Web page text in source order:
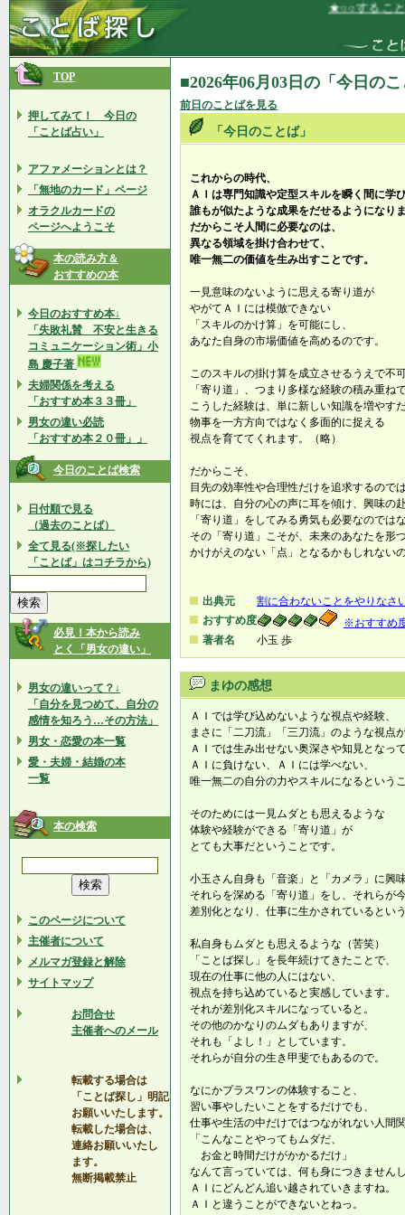
★○○すること
TOP
押してみて！ 今日の
「ことば占い」
アファメーションとは？
「無地のカード」ページ
オラクルカードの
ページへようこそ
本の読み方＆
おすすめの本
今日のおすすめ本↓
「失敗礼賛 不安と生きる
コミュニケーション術」小
島 慶子著
夫婦関係を考える
「おすすめ本３３冊」
男女の違い必読
「おすすめ本２０冊」」
今日のことば検索
日付順で見る
（過去のことば）
全て見る(※探したい
「ことば」はコチラから)
必見！本から読み
とく「男女の違い」
男女の違いって？↓
「自分を見つめて、自分の
感情を知ろう…その方法」
男女・恋愛の本一覧
愛・夫婦・結婚の本
一覧
本の検索
このページについて
主催者について
メルマガ登録と解除
サイトマップ
お問合せ
主催者へのメール
転載する場合は
「ことば探し」明記
お願いいたします。
転載した場合は、
連絡お願いいたし
ます。
無断掲載禁止
■2026年06月03日の「今日の
前日のことばを見る
「今日のことば」
これからの時代、
ＡＩは専門知識や定型スキルを瞬く間に学
誰もが似たような成果をだせるようになり
だからこそ人間に必要なのは、
異なる領域を掛け合わせて、
唯一無二の価値を生み出すことです。
一見意味のないように思える寄り道が
やがてＡＩには模倣できない
「スキルのかけ算」を可能にし、
あなた自身の市場価値を高めるのです。
このスキルの掛け算を成立させるうえで不
「寄り道」、つまり多様な経験の積み重ね
こうした経験は、単に新しい知識を増やす
物事を一方方向ではなく多面的に捉える
視点を育ててくれます。（略）
だからこそ、
目先の効率性や合理性だけを追求するので
時には、自分の心の声に耳を傾け、興味の
「寄り道」をしてみる勇気も必要なのでは
その「寄り道」こそが、未来のあなたを形
かけがえのない「点」となるかもしれない
出典元
割に合わないことをやりなさ
おすすめ度
※おすすめ
著者名
小玉 歩
まゆの感想
ＡＩでは学び込めないような視点や経験、
まさに「二刀流」「三刀流」のような視点
ＡＩでは生み出せない奥深さや知見となっ
ＡＩに負けない、ＡＩには学べない、
唯一無二の自分の力やスキルになるという
そのためには一見ムダとも思えるような
体験や経験ができる「寄り道」が
とても大事だということです。
小玉さん自身も「音楽」と「カメラ」に興
それらを深める「寄り道」をし、それらが
差別化となり、仕事に生かされているとい
私自身もムダとも思えるような（苦笑）
「ことば探し」を長年続けてきたことで、
現在の仕事に他の人にはない、
視点を持ち込めていると実感しています。
それが差別化スキルになっていると。
その他のかなりのムダもありますが、
それも「よし！」としています。
それらが自分の生き甲斐でもあるので。
なにかプラスワンの体験すること、
習い事やしたいことをするだけでも、
仕事や生活の中だけではつながれない人間
「こんなことやってもムダだ、
お金と時間だけがかかるだけ」
なんて言っていては、何も身につきません
ＡＩにどんどん追い越されていきますね。
ＡＩと違うことができないとねっ。